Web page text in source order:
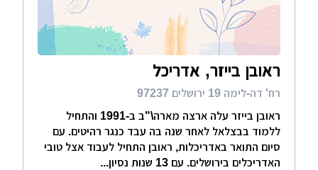
ראובן בייזר, אדריכל
רח' דה-לימה 19 ירושלים 97237
ראובן בייזר עלה ארצה מארה\"ב ב-1991 והתחיל
ללמוד בבצלאל לאחר שנה בה עבד כנגר רהיטים. עם
סיום התואר באדריכלות, ראובן התחיל לעבוד אצל טובי
האדריכלים בירושלים. עם 13 שנות נסיון...